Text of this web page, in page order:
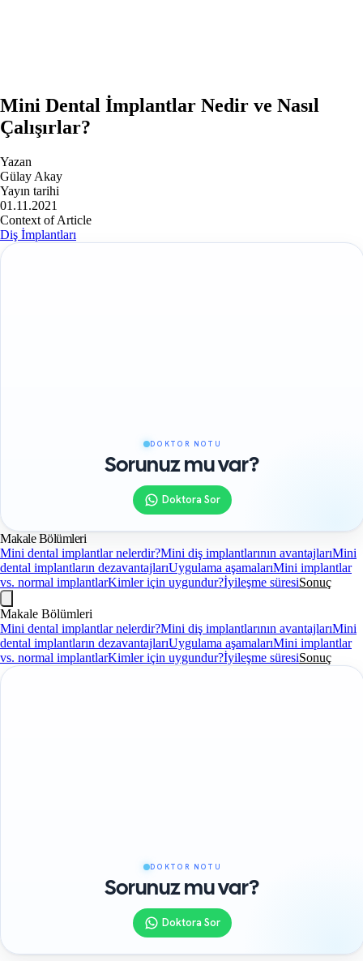
Mini Dental İmplantlar Nedir ve Nasıl
Çalışırlar?
Yazan
Gülay Akay
Yayın tarihi
01.11.2021
Context of Article
Diş İmplantları
DOKTOR NOTU
Sorunuz mu var?
Doktora Sor
Makale Bölümleri
Mini dental implantlar nelerdir?Mini diş implantlarının avantajlarıMini
dental implantların dezavantajlarıUygulama aşamalarıMini implantlar
vs. normal implantlarKimler için uygundur?İyileşme süresiSonuç
Makale Bölümleri
Mini dental implantlar nelerdir?Mini diş implantlarının avantajlarıMini
dental implantların dezavantajlarıUygulama aşamalarıMini implantlar
vs. normal implantlarKimler için uygundur?İyileşme süresiSonuç
DOKTOR NOTU
Sorunuz mu var?
Doktora Sor